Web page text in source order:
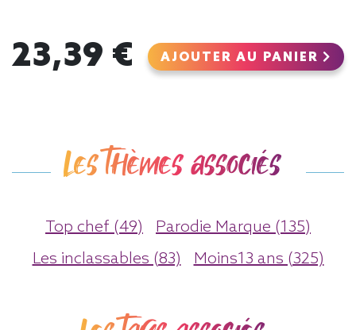
23,39 € AJOUTER AU PANIER
Les thèmes associés
Top chef (49)
Parodie Marque (135)
Les inclassables (83)
Moins13 ans (325)